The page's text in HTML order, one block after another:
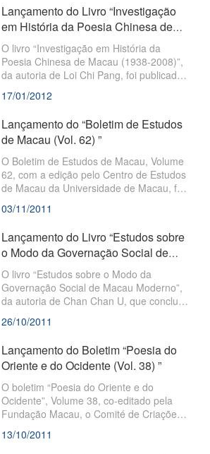
Propaganda de Zhuhai, da Fundação
Macau e da Universidade Normal da
China Central, foi publicado
nacionalmente pela Social Sciences
Lançamento do Livro “Investigação
em História da Poesia Chinesa de
Macau (1938-2008)”
O livro “Investigação em História da
Poesia Chinesa de Macau (1938-2008)”,
da autoria de Loi Chi Pang, foi publicado
nacionalmente pela Social Sciences
Academic Press (China) e a Fundação
livrarias de Macau. É o primeiro livro
académico que tem como tema a história
da poesia chinesa de Macau.
17/01/2012
Lançamento do “Boletim de Estudos
de Macau (Vol. 62) ”
O Boletim de Estudos de Macau, Volume
62, com a edição pelo Centro de Estudos
de Macau da Universidade de Macau, foi
recentemente publicado pela Fundação
Macau. Este Boletim, com base nos
prudente, pragmática e criativa, tem por
objectivo juntar as dissertações das
áreas de ciências humanas e sociais com
a autoria de
03/11/2011
Lançamento do Livro “Estudos sobre
o Modo da Governação Social de
Macau Moderno”
O livro “Estudos sobre o Modo da
Governação Social de Macau Moderno”,
da autoria de Chan Chan U, que concluiu
o doutoramento na Universidade de
Ciência e Tecnologia de Macau, foi
Sciences Academic Press (China) e a
Fundação Macau e já se encontra
disponível nas livrarias de Macau. O
autor sintetiza o desenvolvimento social
26/10/2011
Lançamento do Boletim “Poesia do
Oriente e do Ocidente (Vol. 38) ”
O boletim “Poesia do Oriente e do
Ocidente”, Volume 38, co-editado pela
Fundação Macau, o Comité de Criações
da Associação dos Escritores da
Província de Guangdong e a Associação
13/10/2011